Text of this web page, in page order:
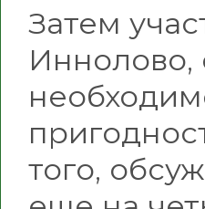
Затем
Иннолово,
того,